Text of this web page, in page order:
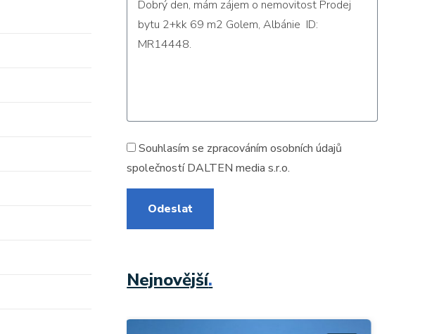
Souhlasím se zpracovánímosobních údajů
společností DALTEN media s.r.o.
Odeslat
Nejnovější.